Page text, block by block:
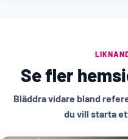
Se fler
Bläddra vidare bland
du vill starta